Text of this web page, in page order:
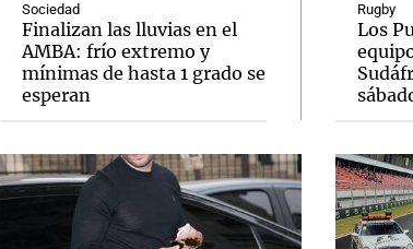
Sociedad
Finalizan las lluvias en el
AMBA: frío extremo y
mínimas de hasta 1 grado se
esperan
Rugby
Los